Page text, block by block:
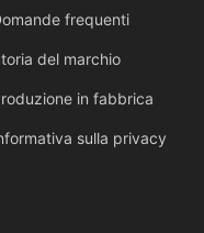
frequenti
del marchio
in fabbrica
sulla privacy